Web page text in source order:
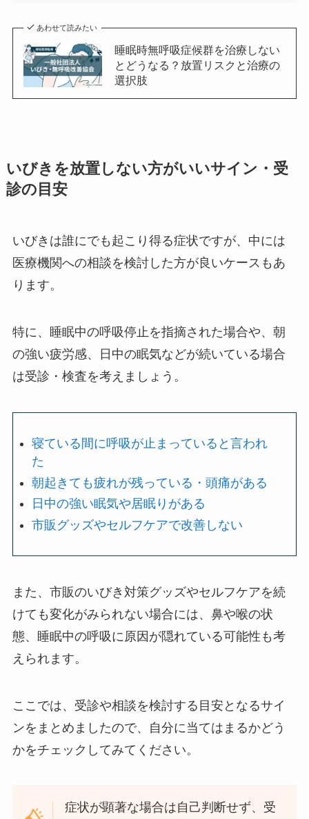
あわせて読みたい
睡眠時無呼吸症候群を治療しない
とどうなる？放置リスクと治療の
選択肢
いびきを放置しない方がいいサイン・受
診の目安
いびきは誰にでも起こり得る症状ですが、中には
医療機関への相談を検討した方が良いケースもあ
ります。
特に、睡眠中の呼吸停止を指摘された場合や、朝
の強い疲労感、日中の眠気などが続いている場合
は受診・検査を考えましょう。
寝ている間に呼吸が止まっていると言われ
た
朝起きても疲れが残っている・頭痛がある
日中の強い眠気や居眠りがある
市販グッズやセルフケアで改善しない
また、市販のいびき対策グッズやセルフケアを続
けても変化がみられない場合には、鼻や喉の状
態、睡眠中の呼吸に原因が隠れている可能性も考
えられます。
ここでは、受診や相談を検討する目安となるサイ
ンをまとめましたので、自分に当てはまるかどう
かをチェックしてみてください。
症状が顕著な場合は自己判断せず、受